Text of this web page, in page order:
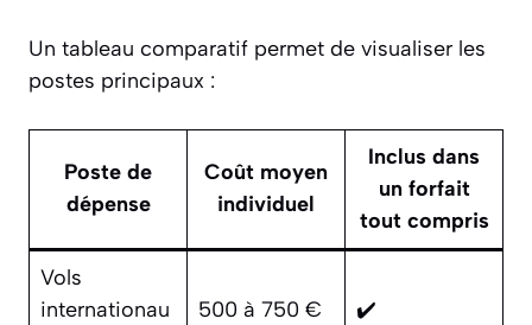
Un tableau comparatif permet de visualiser les
postes principaux :
Poste de
dépense
Coût moyen
individuel
Inclus dans
un forfait
tout compris
Vols
internationau
500 à 750 € ✔️